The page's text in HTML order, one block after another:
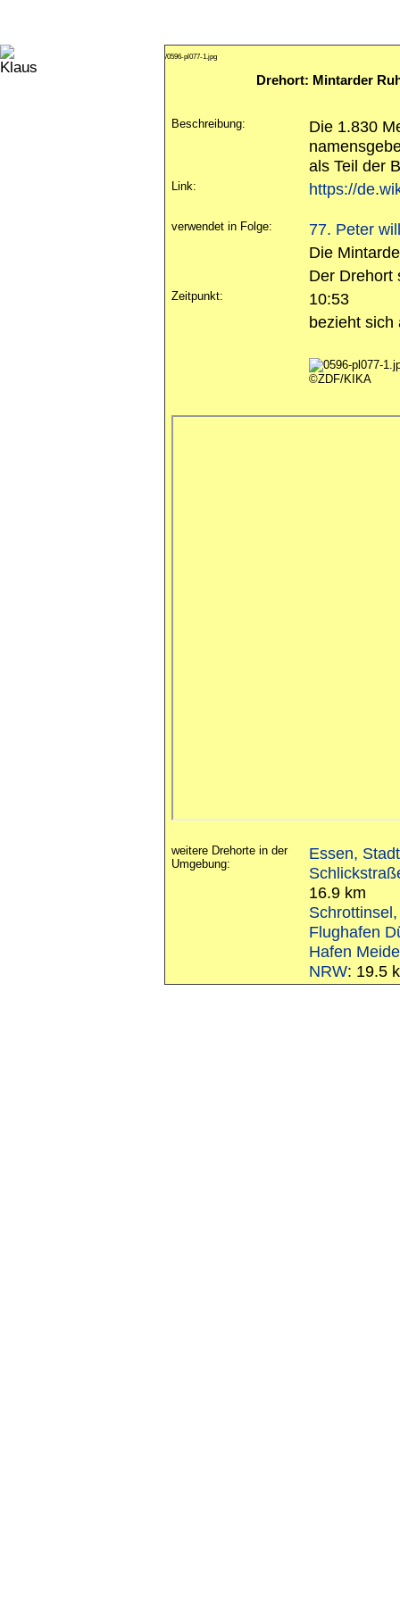
/0596-pl077-1.jpg
Drehort: Mintarder
Beschreibung:
Die 1.830
als Teil der
Link: https://
verwendet in Folge:
77. Peter
Die
Der Drehort
Zeitpunkt:
10:53
bezieht sich
©ZDF/KIKA
weitere Drehorte in der
Umgebung:
Essen,
16.9 km
Flughafen
Hafen
NRW: 19.5